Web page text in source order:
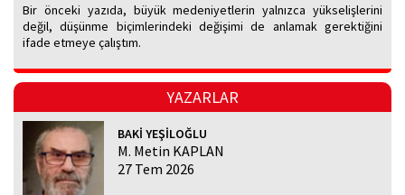
Bir önceki yazıda, büyük medeniyetlerin yalnızca yükselişlerini
değil, düşünme biçimlerindeki değişimi de anlamak gerektiğini
ifade etmeye çalıştım.
YAZARLAR
BAKİ YEŞİLOĞLU
M. Metin KAPLAN
27 Tem 2026